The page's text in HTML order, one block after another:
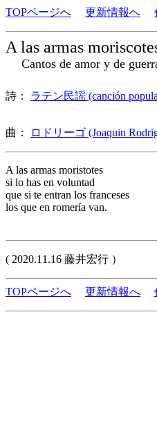
TOPページへ 更新情報へ
A las armas
Cantos de amor y de
詩： ラテン民謡 (canción
曲： ロドリーゴ (Joaquin
A las armas moristotes
si lo has en voluntad
que si te entran los franceses
los que en romería van.
( 2020.11.16 藤井宏行 ）
TOPページへ 更新情報へ